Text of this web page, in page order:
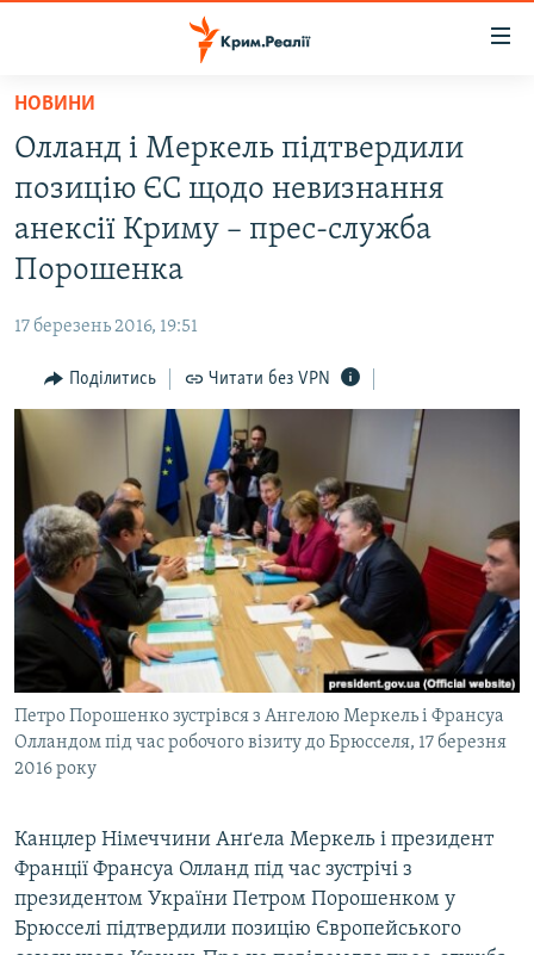
Перейти
основного
матеріалу
до
основної
Перейти
пошуку
ВОДА.КРИМ
ВІДЕО ТА ФОТО
ПОЛІТИКА
ПОГЛЯД
ІНТЕРВ'Ю
ВСЕ ЗА ДЕНЬ
СПЕЦПРОЕКТИ
ДЕПОРТАЦІЯ
ВІДЕОУРОКИ «ELIFBE»
СВІДЧЕННЯ ОКУПАЦІЇ
УКРАЇНСЬКА ПРОБЛЕМА КРИМУ
ІНФОГРАФІКА
ЯК ОБІЙТИ БЛОКУВАННЯ
Русский
Qırımtatar
ДОЛУЧАЙСЯ!
НОВИНИ
Олланд і Меркель підтвердили
позицію ЄС щодо невизнання
анексії Криму – прес-служба
Порошенка
17 березень 2016, 19:51
Поділитись Читати без VPN
Петро Порошенко зустрівся з Ангелою Меркель і Франсуа
Олландом під час робочого візиту до Брюсселя, 17 березня
2016 року
Канцлер Німеччини Анґела Меркель і президент
Франції Франсуа Олланд під час зустрічі з
президентом України Петром Порошенком у
Брюсселі підтвердили позицію Європейського